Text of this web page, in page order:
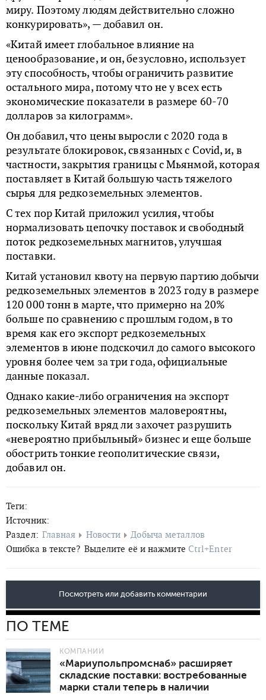
миру. Поэтому людям действительно сложно
конкурировать», — добавил он.
«Китай имеет глобальное влияние на
ценообразование, и он, безусловно, использует
эту способность, чтобы ограничить развитие
остального мира, потому что не у всех есть
экономические показатели в размере 60-70
долларов за килограмм».
Он добавил, что цены выросли с 2020 года в
результате блокировок, связанных с Covid, и, в
частности, закрытия границы с Мьянмой, которая
поставляет в Китай большую часть тяжелого
сырья для редкоземельных элементов.
С тех пор Китай приложил усилия, чтобы
нормализовать цепочку поставок и свободный
поток редкоземельных магнитов, улучшая
поставки.
Китай установил квоту на первую партию добычи
редкоземельных элементов в 2023 году в размере
120 000 тонн в марте, что примерно на 20%
больше по сравнению с прошлым годом, в то
время как его экспорт редкоземельных
элементов в июне подскочил до самого высокого
уровня более чем за три года, официальные
данные показал.
Однако какие-либо ограничения на экспорт
редкоземельных элементов маловероятны,
поскольку Китай вряд ли захочет разрушить
«невероятно прибыльный» бизнес и еще больше
обострить тонкие геополитические связи,
добавил он.
Теги:
Источник:
Раздел: Главная Новости
Добыча металлов
Ошибка в тексте? Выделите её и нажмите Ctrl+Enter
Посмотреть или добавить комментарии
ПО ТЕМЕ
КОМПАНИИ
«Мариупольпромснаб» расширяет
складские поставки: востребованные
марки стали теперь в наличии